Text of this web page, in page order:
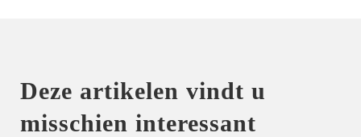
Deze artikelen vindt u
misschien interessant